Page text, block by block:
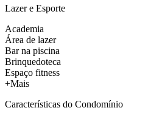
Lazer e Esporte
Academia
Área de lazer
Bar na piscina
Brinquedoteca
Espaço fitness
+Mais
Características do Condomínio